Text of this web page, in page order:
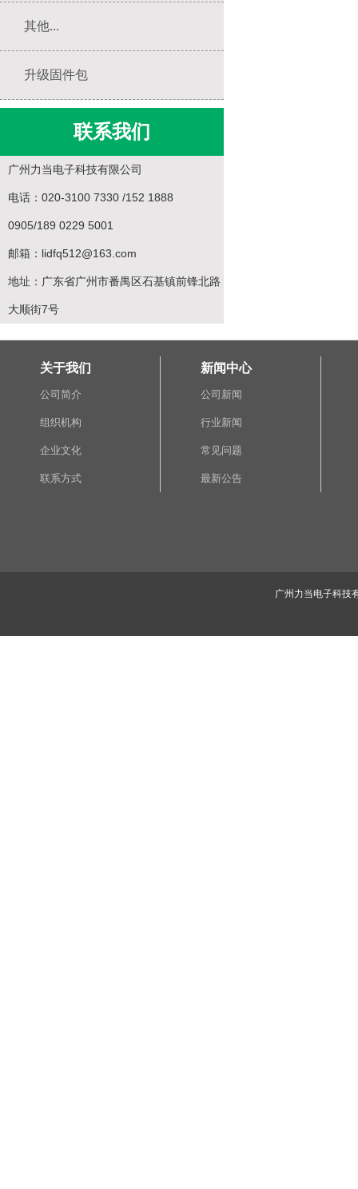
其他...
升级固件包
联系我们
广州力当电子科技有限公司
电话：020-3100 7330 /152 1888
0905/189 0229 5001
邮箱：lidfq512@163.com
地址：广东省广州市番禺区石基镇前锋北路
大顺街7号
关于我们
公司简介
组织机构
企业文化
联系方式
新闻中心
公司新闻
行业新闻
常见问题
最新公告
广州力当电子科技